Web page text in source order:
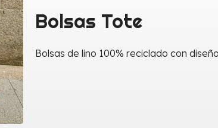
Bolsas Tote
Bolsas de lino 100% reciclado con